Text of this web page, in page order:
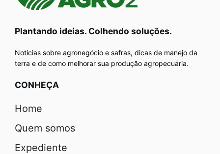
Plantando ideias. Colhendo soluções.
Notícias sobre agronegócio e safras, dicas de manejo da
terra e de como melhorar sua produção agropecuária.
CONHEÇA
Home
Quem somos
Expediente